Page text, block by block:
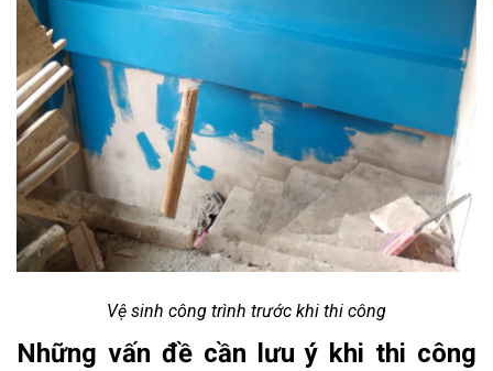
Vệ sinh công trình trước khi thi công
Những vấn đề cần lưu ý khi thi công